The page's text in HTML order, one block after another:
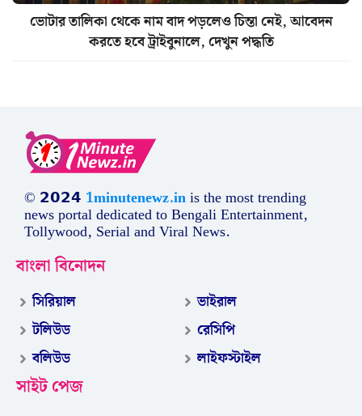
ভোটার তালিকা থেকে নাম বাদ পড়লেও চিন্তা নেই, আবেদন
করতে হবে ট্রাইবুনালে, দেখুন পদ্ধতি
© 𝟮𝟬𝟮𝟰 1minutenewz.inis the most trending
news portal dedicated to Bengali Entertainment,
Tollywood, Serial and Viral News.
বাংলা বিনোদন
সিরিয়াল
টলিউড
বলিউড
ভাইরাল
রেসিপি
লাইফস্টাইল
সাইট পেজ